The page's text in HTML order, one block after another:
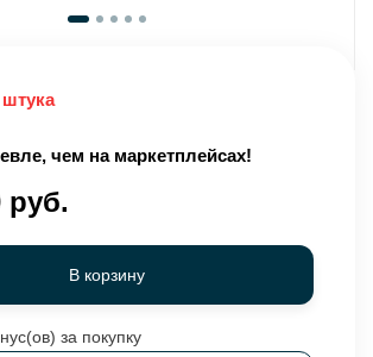
чем на маркетплейсах!
руб.
В корзину
за покупку